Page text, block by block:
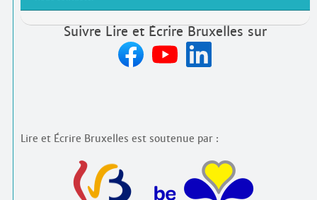
Suivre Lire et Écrire Bruxelles sur
Lire et Écrire Bruxelles est soutenue par :